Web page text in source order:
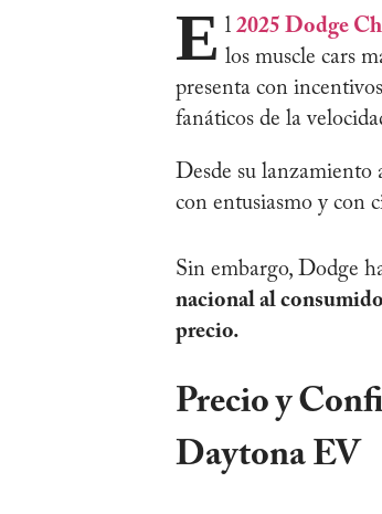
E l 2025 Dodge
los muscle cars
presenta con
fanáticos de la
Desde su lanzamiento
con entusiasmo y con
Sin embargo, Dodge
nacional al
precio.
Precio y
Daytona EV